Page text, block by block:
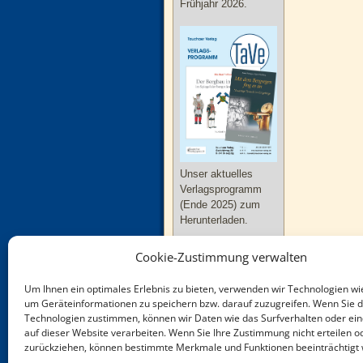
Cookie-Zustimmung verwalten
Um Ihnen ein optimales Erlebnis zu bieten, verwenden wir Technologien
um Geräteinformationen zu speichern bzw. darauf zuzugreifen. Wenn Sie
Technologien zustimmen, können wir Daten wie das Surfverhalten oder
auf dieser Website verarbeiten. Wenn Sie Ihre Zustimmung nicht erteilen
zurückziehen, können bestimmte Merkmale und Funktionen beeinträchtigt
Frühjahr 2026.
Unser aktuelles
Verlagsprogramm
(Ende 2025) zum
Herunterladen.
Neue Bücher zu
Thüringen und
Sachsen-Anhalt im